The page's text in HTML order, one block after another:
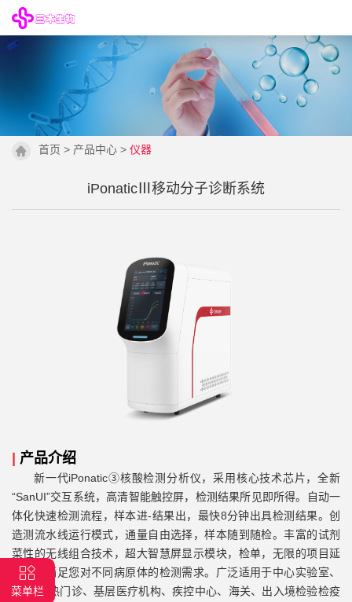
首页 > 产品中心 > 仪器
菜单栏
iPonaticⅢ移动分子诊断系统
| 产品介绍
新一代iPonatic③核酸检测分析仪，采用核心技术芯片，全新
“SanUI”交互系统，高清智能触控屏，检测结果所见即所得。自动一
体化快速检测流程，样本进-结果出，最快8分钟出具检测结果。创
造测流水线运行模式，通量自由选择，样本随到随检。丰富的试剂
菜性的无线组合技术，超大智慧屏显示模块，检单，无限的项目延
展性，满足您对不同病原体的检测需求。广泛适用于中心实验室、
急诊/发热门诊、基层医疗机构、疾控中心、海关、出入境检验检疫